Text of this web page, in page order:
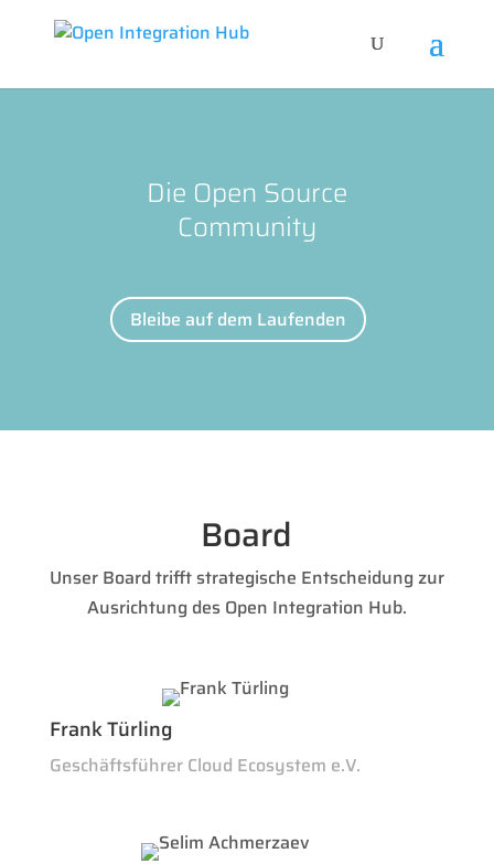
Die Open Source
Community
Bleibe auf dem Laufenden
Board
Unser Board trifft strategische Entscheidung zur
Ausrichtung des Open Integration Hub.
Frank Türling
Geschäftsführer Cloud Ecosystem e.V.